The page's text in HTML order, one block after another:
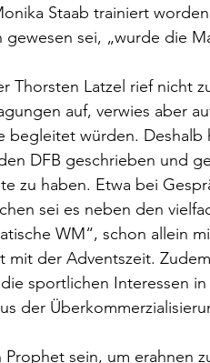
Staab trainiert
gewesen sei, „wurde die
Thorsten Latzel rief nicht
auf, verwies aber
begleitet würden.
DFB geschrieben und
zu haben. Etwa bei
sei es neben den
WM“, schon allein
mit der Adventszeit.
sportlichen Interessen
der
Prophet sein, um erahnen